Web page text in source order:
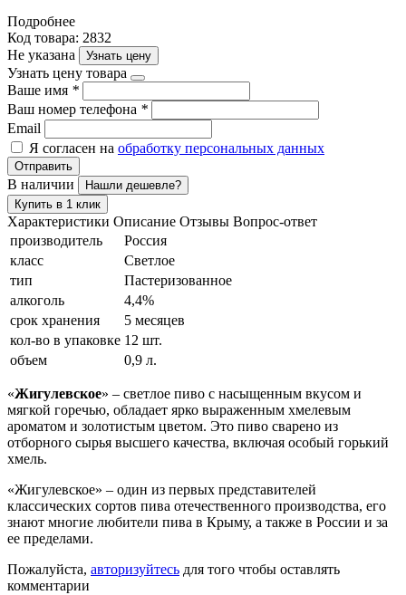
Подробнее
Код товара: 2832
Не указана
Узнать цену
Узнать цену товара
Ваше имя *
Ваш номер телефона *
Email
Я согласен на обработку персональных данных
Отправить
В наличии
Нашли дешевле?
Купить в 1 клик
Характеристики Описание Отзывы Вопрос-ответ
производитель
Россия
класс
Светлое
тип
Пастеризованное
алкоголь
4,4%
срок хранения
5 месяцев
кол-во в упаковке 12 шт.
объем
0,9 л.
«Жигулевское» – светлое пиво с насыщенным вкусом и
мягкой горечью, обладает ярко выраженным хмелевым
ароматом и золотистым цветом. Это пиво сварено из
отборного сырья высшего качества, включая особый горький
хмель.
«Жигулевское» – один из первых представителей
классических сортов пива отечественного производства, его
знают многие любители пива в Крыму, а также в России и за
ее пределами.
Пожалуйста, авторизуйтесь для того чтобы оставлять
комментарии